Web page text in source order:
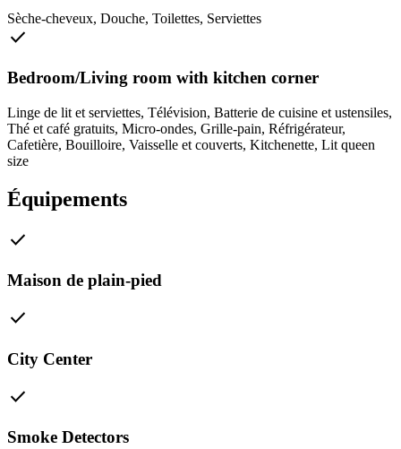
Sèche-cheveux, Douche, Toilettes, Serviettes
check
Bedroom/Living room with kitchen corner
Linge de lit et serviettes, Télévision, Batterie de cuisine et ustensiles,
Thé et café gratuits, Micro-ondes, Grille-pain, Réfrigérateur,
Cafetière, Bouilloire, Vaisselle et couverts, Kitchenette, Lit queen
size
Équipements
check
Maison de plain-pied
check
City Center
check
Smoke Detectors